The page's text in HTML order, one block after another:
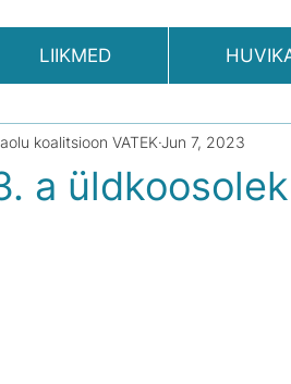
LIIKMED
a
koalitsioon VATEK Jun 7, 2023